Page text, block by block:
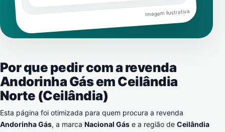
Imagem ilustrativa
Por que pedir com a revenda
Andorinha Gás emCeilândia
Norte (Ceilândia)
Esta página foi otimizada para quem procura a revenda
Andorinha Gás, a marca Nacional Gás e a região de Ceilândia